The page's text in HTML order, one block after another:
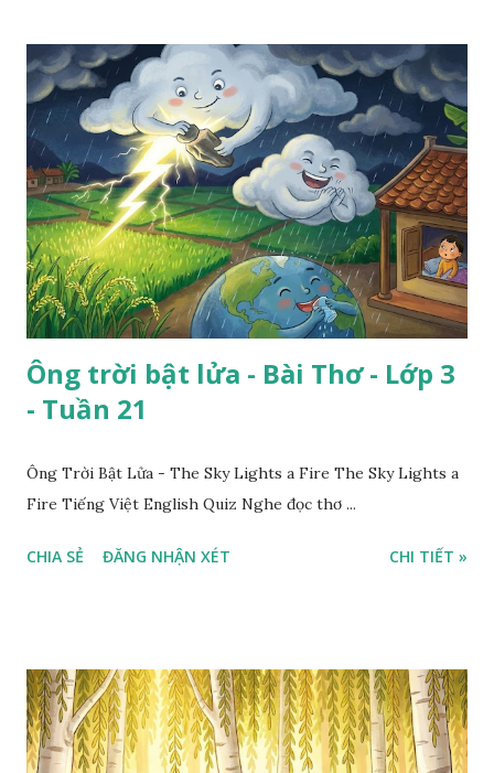
Ông trời bật lửa - Bài Thơ - Lớp 3
- Tuần 21
Ông Trời Bật Lửa - The Sky Lights a Fire The Sky Lights a
Fire Tiếng Việt English Quiz Nghe đọc thơ ...
CHIA SẺ ĐĂNG NHẬN XÉT CHI TIẾT »